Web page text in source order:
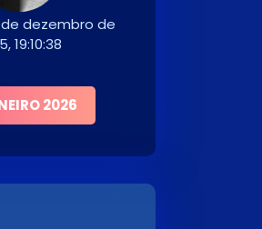
dezembro de
19:10:38
2026